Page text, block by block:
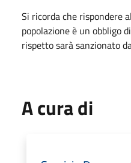
Si ricorda che rispondere
popolazione è un obbligo
rispetto sarà sanzionato
A cura di